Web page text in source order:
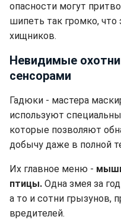
опасности могут
шипеть так громко, что
хищников.
Невидимые
сенсорами
Гадюки - мастера
используют
которые позволяют
добычу даже в полной
Их главное меню -
птицы. Одна змея за
а то и сотни грызунов,
вредителей.